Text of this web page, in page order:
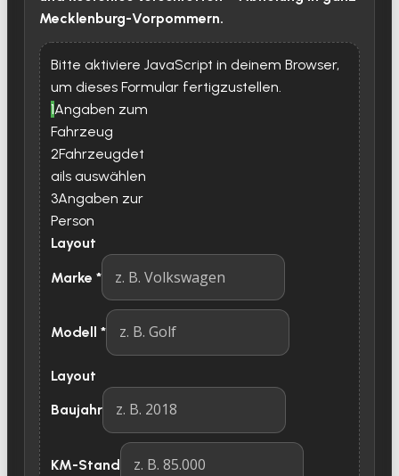
Mecklenburg-Vorpommern.
Bitte aktiviere JavaScript in deinem Browser,
um dieses Formular fertigzustellen.
1Angaben zum
Fahrzeug
2Fahrzeugdet
ails auswählen
3Angaben zur
Person
Layout
Marke *
Modell *
Layout
Baujahr
KM-Stand